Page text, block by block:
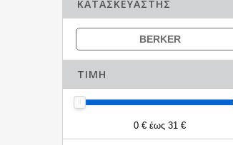
ΚΑΤΑΣΚΕΥΑΣΤΉΣ
BERKER
ΤΙΜΉ
0 € έως 31 €